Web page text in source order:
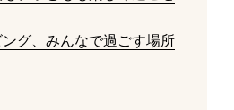
グ、みんなで過ごす場所